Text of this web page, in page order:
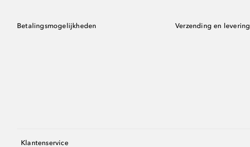
Betalingsmogelijkheden Verzending en levering
Klantenservice